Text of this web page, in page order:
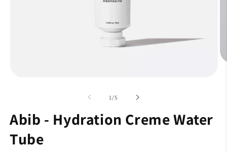
1 /de
5
Abib - Hydration Creme Water
Tube